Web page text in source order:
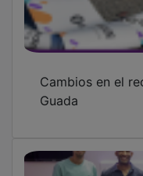
Cambios en el
Guada